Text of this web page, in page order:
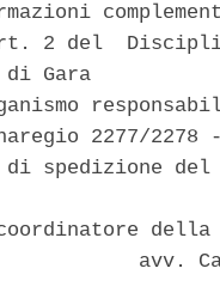
2 del
Gara
2277/
di spedizione
avv.